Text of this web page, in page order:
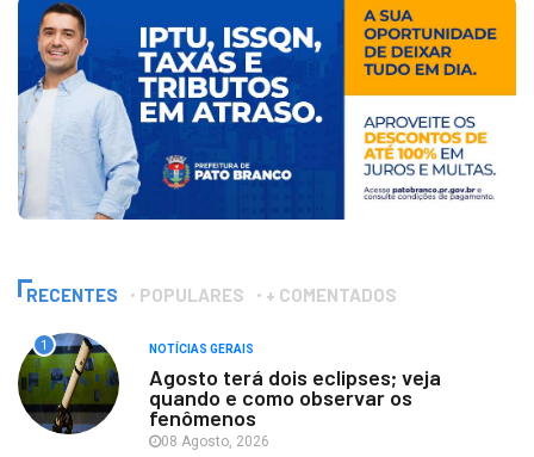
RECENTES POPULARES + COMENTADOS
1 NOTÍCIAS GERAIS
Agosto terá dois eclipses; veja
quando e como observar os
fenômenos
08 Agosto, 2026